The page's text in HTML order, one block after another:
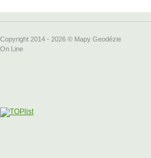
Copyright 2014 - 2026 © Mapy Geodézie
On Line